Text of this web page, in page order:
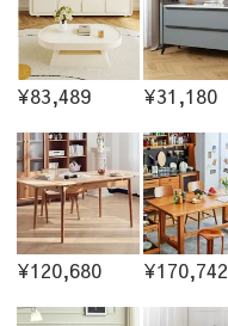
¥83,489 ¥31,180
¥120,680 ¥170,742